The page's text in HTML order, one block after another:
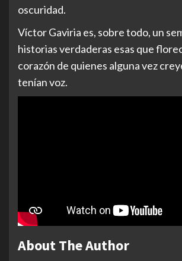
oscuridad.
Víctor Gaviria es, sobre todo, un
historias verdaderas esas que
corazón de quienes alguna vez
tenían voz.
About The Author